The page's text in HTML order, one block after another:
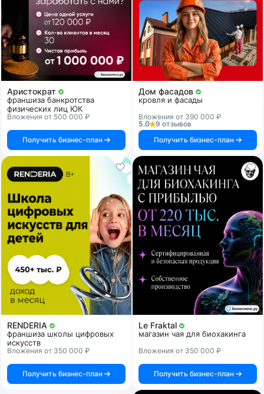
Аристократ
франшиза банкротства
физических лиц ЮК
Вложения от 500 000 ₽
Получить бизнес-план
Дом фасадов
кровля и фасады
Вложения от 390 000 ₽
5.0
9 отзывов
Получить бизнес-план
RENDERIA
франшиза школы цифровых
искусств
Вложения от 350 000 ₽
Получить бизнес-план
Le Fraktal
магазин чая для биохакинга
Вложения от 350 000 ₽
Получить бизнес-план